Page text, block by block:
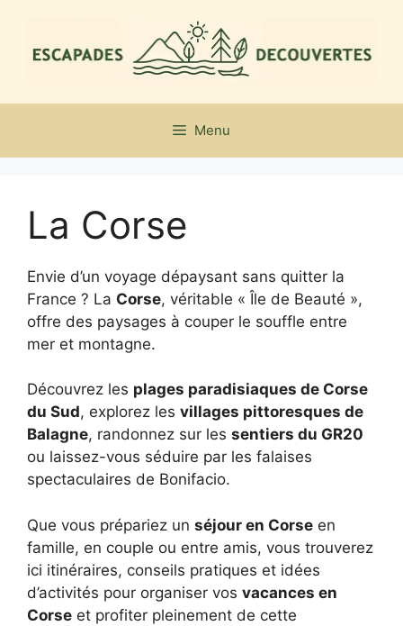
contenu
Menu
La Corse
Envie d’un voyage dépaysant sans quitter la
France ? La Corse, véritable « Île de Beauté »,
offre des paysages à couper le souffle entre
mer et montagne.
Découvrez les plages paradisiaques de Corse
du Sud, explorez les villages pittoresques de
Balagne, randonnez sur les sentiers du GR20
ou laissez-vous séduire par les falaises
spectaculaires de Bonifacio.
Que vous prépariez un séjour en Corse en
famille, en couple ou entre amis, vous trouverez
ici itinéraires, conseils pratiques et idées
d’activités pour organiser vos vacances en
Corse et profiter pleinement de cette